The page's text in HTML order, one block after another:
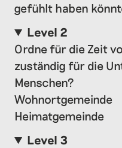
gefühlt haben
Level 2
Ordne für die Zeit
zuständig für die
Menschen?
Wohnortgemeinde
Heimatgemeinde
Level 3